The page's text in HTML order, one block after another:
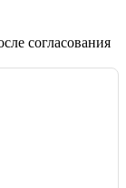
согласования